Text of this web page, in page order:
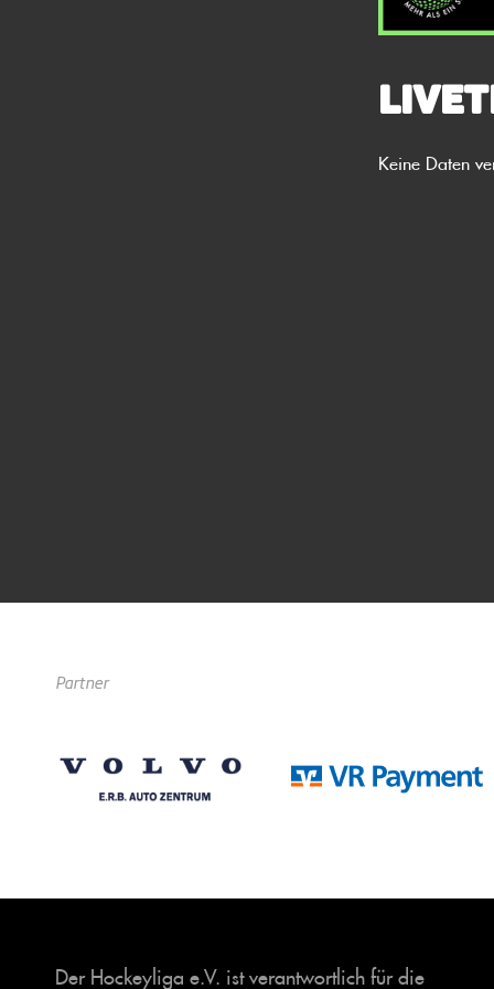
Keine Daten
Partner
Der Hockeyliga e.V. ist verantwortlich für die